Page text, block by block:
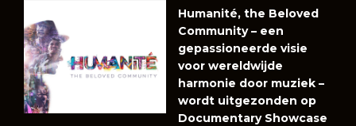
Humanité, the Beloved
Community – een
gepassioneerde visie
voor wereldwijde
harmonie door muziek –
wordt uitgezonden op
Documentary Showcase